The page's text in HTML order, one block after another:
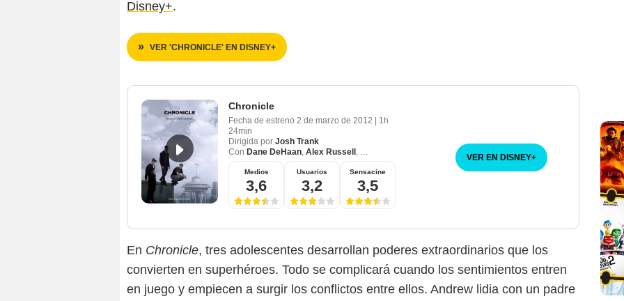
Disney+.
VER 'CHRONICLE' EN DISNEY+
Chronicle
Fecha de estreno 2 de marzo de 2012
1h
24min
Dirigida por Josh Trank
Con Dane DeHaan, Alex Russell , Michael B. Jordan
Medios
3,6
Usuarios
3,2
Sensacine
3,5
VER EN DISNEY+
En Chronicle, tres adolescentes desarrollan poderes extraordinarios que los
convierten en superhéroes. Todo se complicará cuando los sentimientos entren
en juego y empiecen a surgir los conflictos entre ellos. Andrew lidia con un padre
20th century Fox